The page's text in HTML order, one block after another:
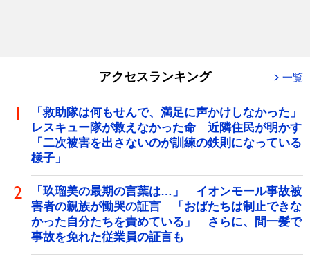
アクセスランキング 一覧
「救助隊は何もせんで、満足に声かけしなかった」
レスキュー隊が救えなかった命 近隣住民が明かす
「二次被害を出さないのが訓練の鉄則になっている
様子」
「玖瑠美の最期の言葉は…」 イオンモール事故被
害者の親族が慟哭の証言 「おばたちは制止できな
かった自分たちを責めている」 さらに、間一髪で
事故を免れた従業員の証言も